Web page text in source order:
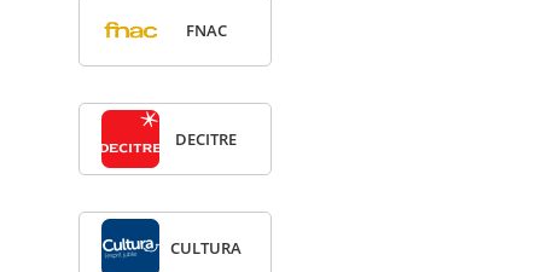
FNAC
DECITRE
CULTURA